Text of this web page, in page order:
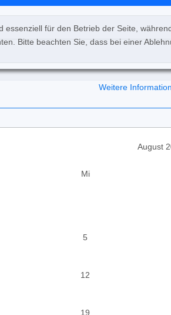
August
Mi
5
12
19
für den Betrieb der Seite,
Bitte beachten Sie, dass bei einer
Weitere